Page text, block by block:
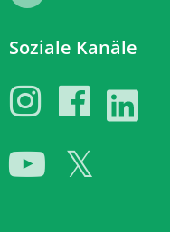
Soziale Kanäle